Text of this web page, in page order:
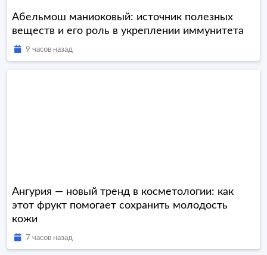
Абельмош маниоковый: источник полезных
веществ и его роль в укреплении иммунитета
9 часов назад
Ангурия — новый тренд в косметологии: как
этот фрукт помогает сохранить молодость
кожи
7 часов назад